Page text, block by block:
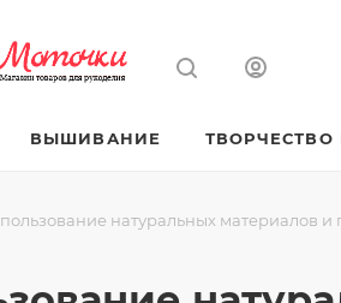
ВЫШИВАНИЕ ТВОРЧЕСТВО
натуральных материалов и